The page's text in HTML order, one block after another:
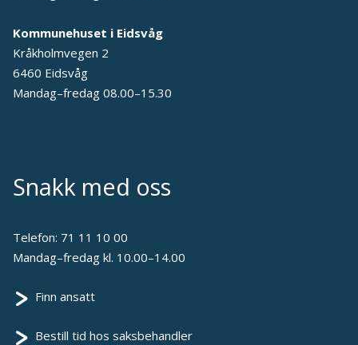
Kommunehuset i Eidsvåg
Kråkholmvegen 2
6460 Eidsvåg
Mandag–fredag 08.00–15.30
Snakk med oss
Telefon: 71 11 10 00
Mandag–fredag kl. 10.00–14.00
Finn ansatt
Bestill tid hos saksbehandler